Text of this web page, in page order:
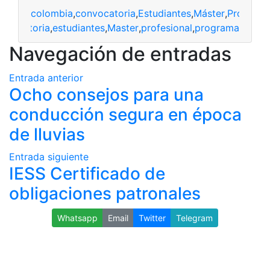
colombia,convocatoria,Estudiantes,Máster,
,estudiantes,Master,profesional,programa
Navegación de entradas
Entrada anterior
Ocho consejos para una
conducción segura en época
de lluvias
Entrada siguiente
IESS Certificado de
obligaciones patronales
Whatsapp Email Twitter Telegram